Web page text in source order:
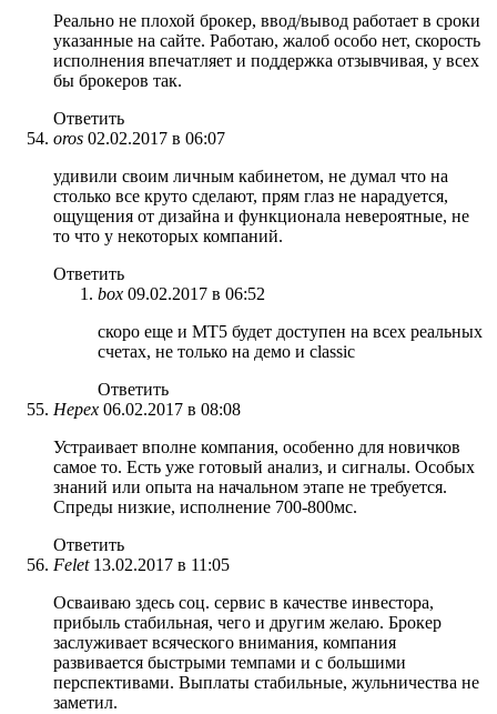
Реально не плохой брокер, ввод/вывод работает в сроки
указанные на сайте. Работаю, жалоб особо нет, скорость
исполнения впечатляет и поддержка отзывчивая, у всех
бы брокеров так.
Ответить
oros 02.02.2017 в 06:07
удивили своим личным кабинетом, не думал что на
столько все круто сделают, прям глаз не нарадуется,
ощущения от дизайна и функционала невероятные, не
то что у некоторых компаний.
Ответить
box 09.02.2017 в 06:52
скоро еще и МТ5 будет доступен на всех реальных
счетах, не только на демо и classic
Ответить
Нерех 06.02.2017 в 08:08
Устраивает вполне компания, особенно для новичков
самое то. Есть уже готовый анализ, и сигналы. Особых
знаний или опыта на начальном этапе не требуется.
Спреды низкие, исполнение 700-800мс.
Ответить
Felet 13.02.2017 в 11:05
Осваиваю здесь соц. сервис в качестве инвестора,
прибыль стабильная, чего и другим желаю. Брокер
заслуживает всяческого внимания, компания
развивается быстрыми темпами и с большими
перспективами. Выплаты стабильные, жульничества не
заметил.